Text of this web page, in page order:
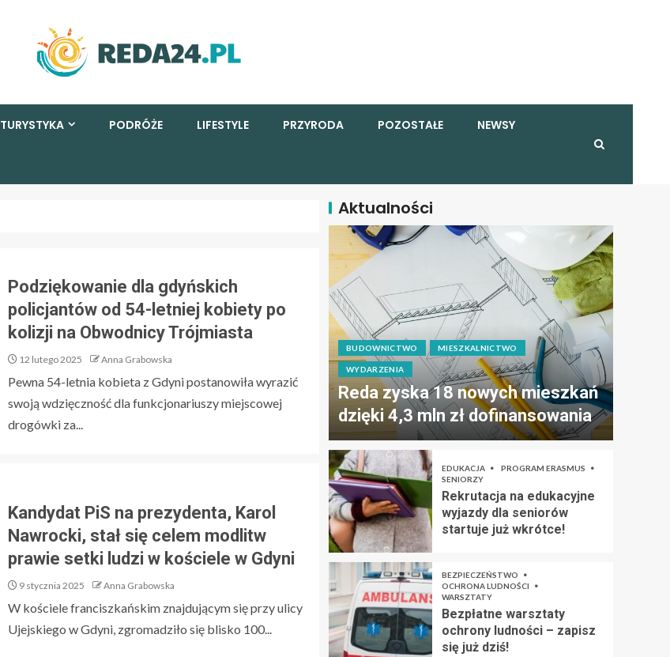
TURYSTYKA PODRÓŻE LIFESTYLE PRZYRODA POZOSTAŁE NEWSY
Podziękowanie dla gdyńskich
policjantów od 54-letniej kobiety po
kolizji na Obwodnicy Trójmiasta
12 lutego 2025 Anna Grabowska
Pewna 54-letnia kobieta z Gdyni postanowiła wyrazić
swoją wdzięczność dla funkcjonariuszy miejscowej
drogówki za...
Kandydat PiS na prezydenta, Karol
Nawrocki, stał się celem modlitw
prawie setki ludzi w kościele w Gdyni
9 stycznia 2025 Anna Grabowska
W kościele franciszkańskim znajdującym się przy ulicy
Ujejskiego w Gdyni, zgromadziło się blisko 100...
Aktualności
BUDOWNICTWO MIESZKALNICTWO
WYDARZENIA
Reda zyska 18 nowych mieszkań
dzięki 4,3 mln zł dofinansowania
EDUKACJA
PROGRAM ERASMUS
SENIORZY
Rekrutacja na edukacyjne
wyjazdy dla seniorów
startuje już wkrótce!
BEZPIECZEŃSTWO
OCHRONA LUDNOŚCI
WARSZTATY
Bezpłatne warsztaty
ochrony ludności – zapisz
się już dziś!